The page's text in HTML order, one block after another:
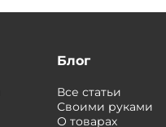
Блог
Все статьи
Своими руками
О товарах